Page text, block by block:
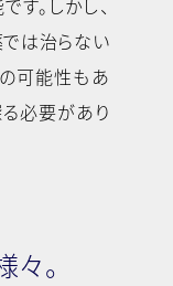
。しかし、
は治らない
可能性もあ
必要があり
。